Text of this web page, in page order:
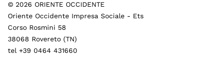
© 2026 ORIENTE OCCIDENTE
Oriente Occidente Impresa Sociale - Ets
Corso Rosmini 58
38068 Rovereto (TN)
tel +39 0464 431660